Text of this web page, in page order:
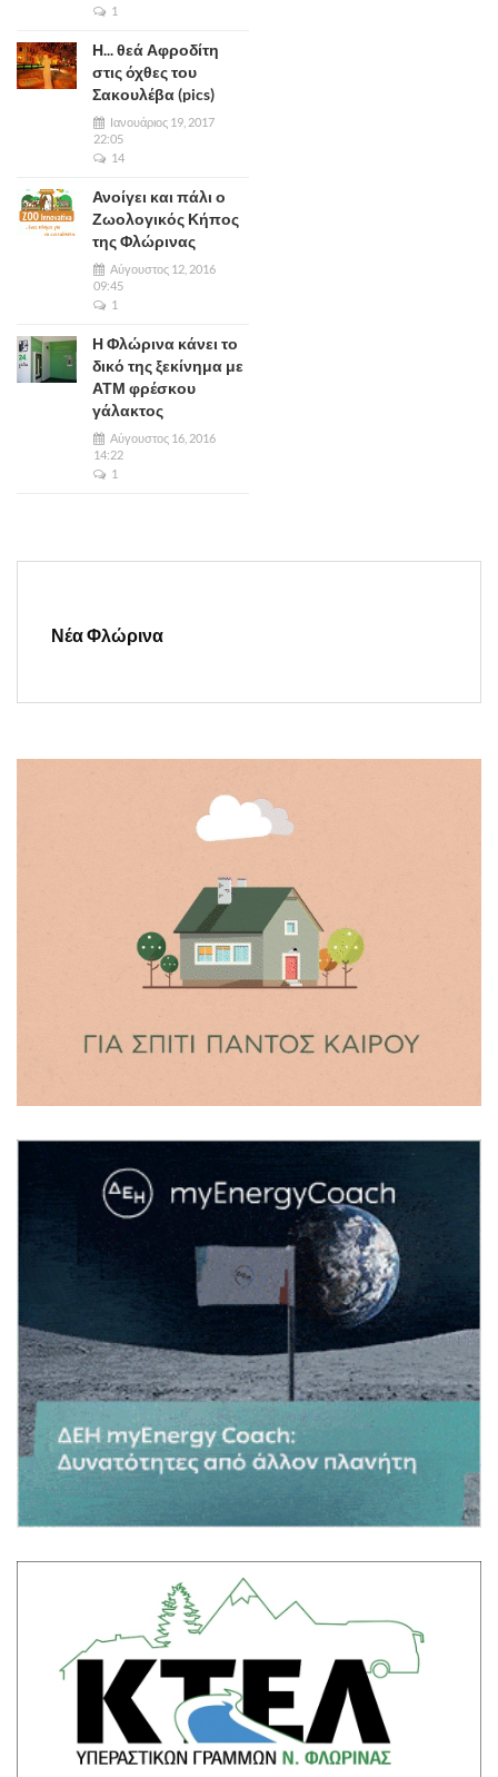
1
Η... θεά Αφροδίτη
στις όχθες του
Σακουλέβα (pics)
Ιανουάριος 19, 2017
22:05
14
Ανοίγει και πάλι ο
Ζωολογικός Κήπος
της Φλώρινας
Αύγουστος 12, 2016
09:45
1
Η Φλώρινα κάνει το
δικό της ξεκίνημα με
ΑΤΜ φρέσκου
γάλακτος
Αύγουστος 16, 2016
14:22
1
Νέα Φλώρινα